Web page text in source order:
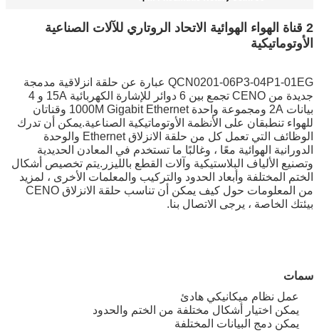
2 قناة الهواء الهوائية الاتحاد الروتاري للآلات الصناعية
الأوتوماتيكية
QCN0201-06P3-04P1-01EG عبارة عن حلقة انزلاقية مدمجة
جديدة من CENO تجمع بين 6 دوائر للإشارة الكهربائية 15A و ​​4
بيانات 2A ومجموعة واحدة 1000M Gigabit Ethernet وقناتان
للهواء تنطبقان على الأنظمة الأوتوماتيكية الصناعية.يمكن أن تدرك
الوظائف التي تعمل كل من حلقة الانزلاق Ethernet والوحدة
الدورانية الهوائية معًا ، وغالبًا ما تستخدم في المعادن الحديدية
وتصنيع الألياف البلاستيكية وآلات القطع بالليزر.يتم تخصيص أشكال
الختم المختلفة وأبعاد الحدود والتركيب والمعلمات الأخرى ، لمزيد
من المعلومات حول كيف يمكن أن تناسب حلقة الانزلاق CENO
بيئتك الخاصة ، يرجى الاتصال بنا.
سمات
عمل نظام ميكانيكي هادئ
يمكن اختيار أشكال مختلفة من الختم والحدود
يمكن دمج البيانات المختلفة